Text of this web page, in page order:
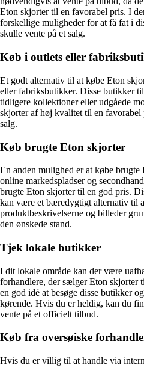
Eton skjorter til en favorabel pris. I
forskellige muligheder for at få fat i
skulle vente på et salg.
Køb i outlets eller
Et godt alternativ til at købe Eton
eller fabriksbutikker. Disse butikker
tidligere kollektioner eller udgåede
skjorter af høj kvalitet til en favorabel
salg.
Køb brugte Eton skjorter
En anden mulighed er at købe
online markedspladser og
brugte Eton skjorter til en god pris.
kan være et bæredygtigt alternativ til
produktbeskrivelserne og billeder
den ønskede stand.
Tjek lokale butikker
I dit lokale område kan der være
forhandlere, der sælger Eton skjorter
en god idé at besøge disse butikker
kørende. Hvis du er heldig, kan du
vente på et officielt tilbud.
Køb fra oversøiske
Hvis du er villig til at handle via